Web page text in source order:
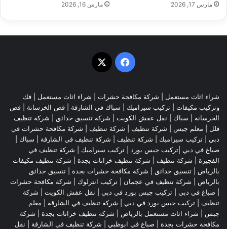
مارس 17, 2026 مارس 16, 2026
فيسبوك
‫X
شراء اثاث مستعمل شركة مكافحة حشرات شراء اثاث مستعمل
فك
وتركيب مكيفات | تركيب سيراميك | سباك في الشارقة قص الخرسانة | قص
الخرسانة | سباك نقل عفش الكويت شركة تنسيق حدائق
شركة تنظيف
فلل
معلم جبس شركة تنظيف شركة تنظيف
شركة مكافحة حشرات في
دبي
تركيب سيراميك شركة تنظيف شركة تنظيف في الشارقة | سباك |
صباغ في دبي |تركيب جبس بورد | تركيب سيراميك
شركة تنظيف في
الفجيرة
شركة تنظيف شركة تنظيف خزانات بجدة
شركة تنظيف مكيفات
بالرياض
تنسيق حدائق شركة مكافحة حشرات بجدة
تنسيق حدائق
بالرياض
شركة تنظيف في عجمان | تركيب انترلوك | شركة مكافحة حشرات
صباغ في دبي تركيب جبس بورد في دبي نقل عفش الكويت
شركة
تنظيف
تركيب جبس بورد في دبي شركة تنظيف في الشارقة
معلم
جبس
شراء اثاث مستعمل بالرياض شركه تنظيف خزانات بجدة
شركة
مكافحة حشرات بجدة
صباغ في ابوظبي شركة تنظيف في الشارقة
نقل